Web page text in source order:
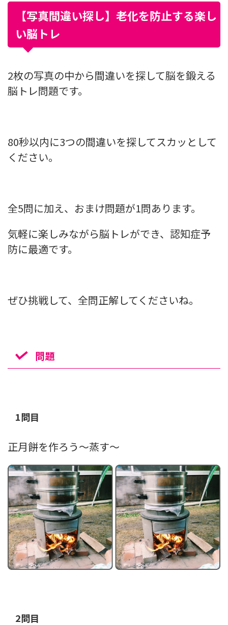
【写真間違い探し】老化を防止する楽し
い脳トレ
2枚の写真の中から間違いを探して脳を鍛える
脳トレ問題です。
80秒以内に3つの間違いを探してスカッとして
ください。
全5問に加え、おまけ問題が1問あります。
気軽に楽しみながら脳トレができ、認知症予
防に最適です。
ぜひ挑戦して、全問正解してくださいね。
問題
1問目
正月餅を作ろう～蒸す～
2問目